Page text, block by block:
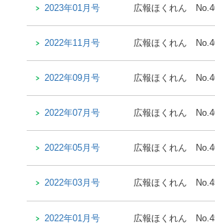
2023年01月号 広報ほくれん
2022年11月号 広報ほくれん
2022年09月号 広報ほくれん
2022年07月号 広報ほくれん
2022年05月号 広報ほくれん
2022年03月号 広報ほくれん
2022年01月号 広報ほくれん